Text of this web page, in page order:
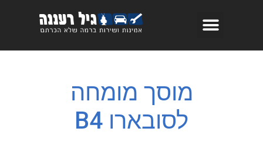
מוסך מומחה
לסובארו B4